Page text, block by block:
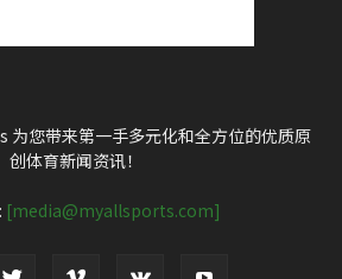
您带来第一手多元化和全方位的优质原
创体育新闻资讯！
[media@myallsports.com]